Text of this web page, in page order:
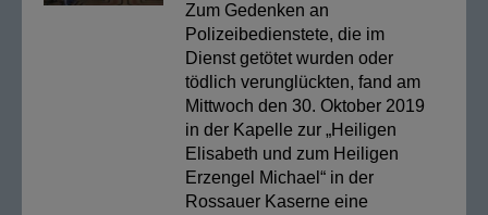
Zum Gedenken an
Polizeibedienstete, die im
Dienst getötet wurden oder
tödlich verunglückten, fand am
Mittwoch den 30. Oktober 2019
in der Kapelle zur „Heiligen
Elisabeth und zum Heiligen
Erzengel Michael“ in der
Rossauer Kaserne eine